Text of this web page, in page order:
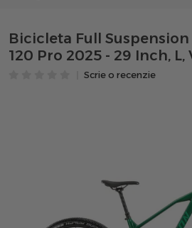
Bicicleta Full
120 Pro 2025 - 29 Inch, L,
Scrie o recenzie